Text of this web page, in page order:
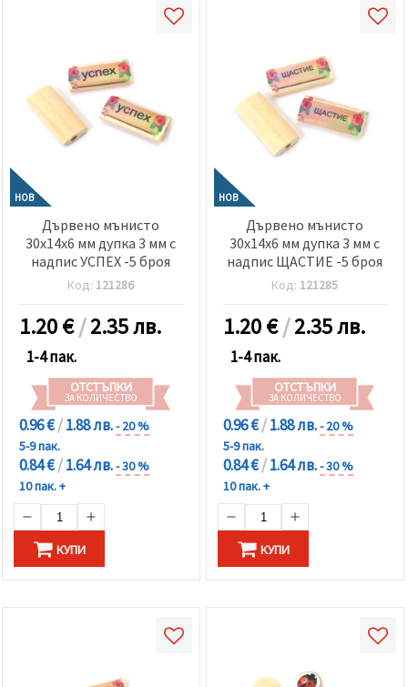
НОВ
Дървено мънисто
30x14x6 мм дупка 3 мм с
надпис УСПЕХ -5 броя
Код: 121286
1.20€/2.35 лв.
1-4 пак.
ОТСТЪПКИ
ЗА КОЛИЧЕСТВО
0.96 €/1.88 лв.- 20 %
5-9 пак.
0.84 €/1.64 лв.- 30 %
10 пак. +
КУПИ
НОВ
Дървено мънисто
30x14x6 мм дупка 3 мм с
надпис ЩАСТИЕ -5 броя
Код: 121285
1.20€/2.35 лв.
1-4 пак.
ОТСТЪПКИ
ЗА КОЛИЧЕСТВО
0.96 €/1.88 лв.- 20 %
5-9 пак.
0.84 €/1.64 лв.- 30 %
10 пак. +
КУПИ